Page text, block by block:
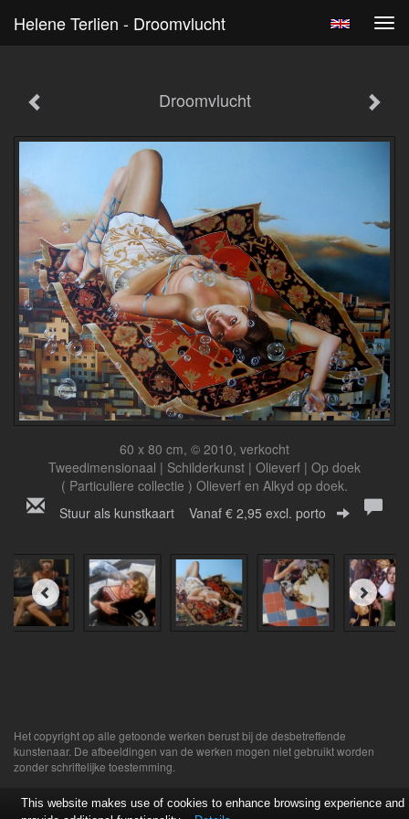
Helene Terlien - Droomvlucht
Droomvlucht
60 x 80 cm, © 2010, verkocht
Tweedimensionaal | Schilderkunst | Olieverf | Op doek
( Particuliere collectie ) Olieverf en Alkyd op doek.
Stuur als kunstkaart Vanaf € 2,95 excl. porto
Het copyright op alle getoonde werken berust bij de desbetreffende
kunstenaar. De afbeeldingen van de werken mogen niet gebruikt worden
zonder schriftelijke toestemming.
This website makes use of cookies to enhance browsing experience and